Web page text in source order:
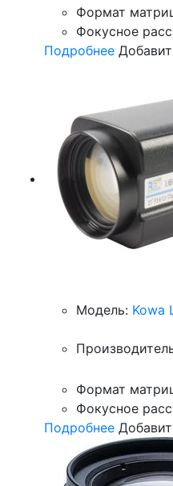
Формат
Фокусное
Подробнее
Модель: Kowa
Формат
Фокусное
Подробнее